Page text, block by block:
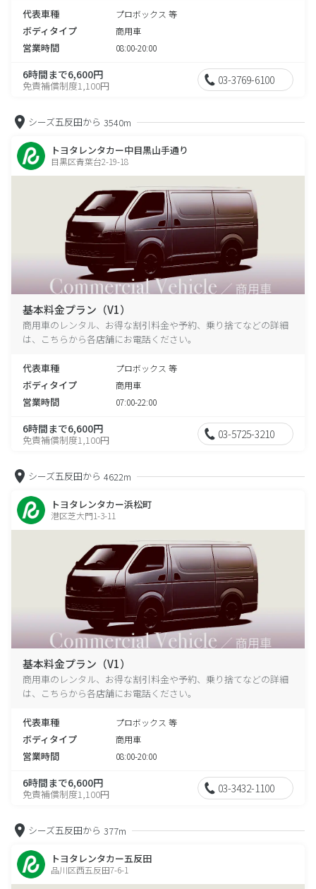
代表車種 プロボックス 等
ボディタイプ 商用車
営業時間 08:00-20:00
6時間まで6,600円
免責補償制度1,100円 03-3769-6100
シーズ五反田から 3540m
トヨタレンタカー中目黒山手通り
目黒区青葉台2-19-18
基本料金プラン（V1）
商用車のレンタル、お得な割引料金や予約、乗り捨てなどの詳細
は、こちらから各店舗にお電話ください。
代表車種 プロボックス 等
ボディタイプ 商用車
営業時間 07:00-22:00
6時間まで6,600円
免責補償制度1,100円 03-5725-3210
シーズ五反田から 4622m
トヨタレンタカー浜松町
港区芝大門1-3-11
基本料金プラン（V1）
商用車のレンタル、お得な割引料金や予約、乗り捨てなどの詳細
は、こちらから各店舗にお電話ください。
代表車種 プロボックス 等
ボディタイプ 商用車
営業時間 08:00-20:00
6時間まで6,600円
免責補償制度1,100円 03-3432-1100
シーズ五反田から 377m
トヨタレンタカー五反田
品川区西五反田7-6-1